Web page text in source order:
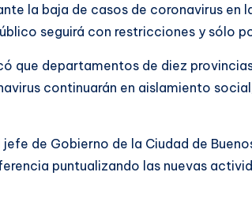
la baja de casos de coronavirus en
seguirá con restricciones y sólo
que departamentos de diez
continuarán en aislamiento
jefe de Gobierno de la Ciudad de
puntualizando las nuevas